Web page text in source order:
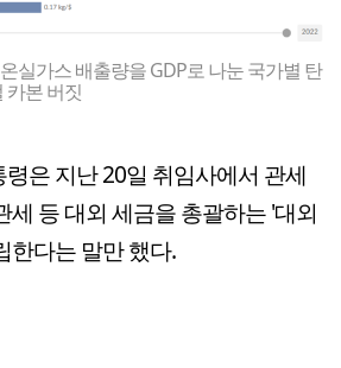
실가스 배출량을 GDP로 나눈 국가별 탄
카본 버짓
은 지난 20일 취임사에서 관세
세 등 대외 세금을 총괄하는 '대외
한다는 말만 했다.